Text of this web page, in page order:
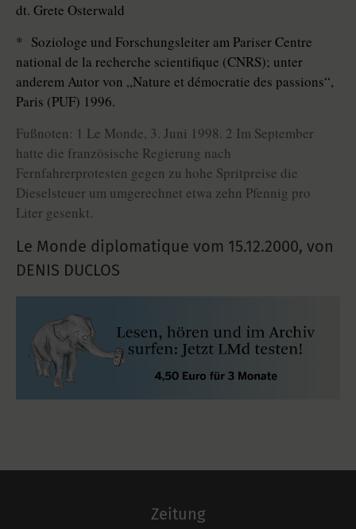
dt. Grete Osterwald
* Soziologe und Forschungsleiter am Pariser Centre
national de la recherche scientifique (CNRS); unter
anderem Autor von „Nature et démocratie des passions“,
Paris (PUF) 1996.
Fußnoten: 1 Le Monde, 3. Juni 1998. 2 Im September
hatte die französische Regierung nach
Fernfahrerprotesten gegen zu hohe Spritpreise die
Dieselsteuer um umgerechnet etwa zehn Pfennig pro
Liter gesenkt.
Le Monde diplomatique vom 15.12.2000, von
DENIS DUCLOS
Zeitung